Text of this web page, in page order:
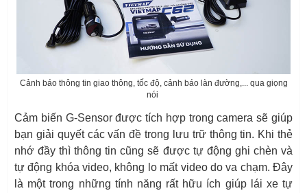
Cảnh báo thông tin giao thông, tốc độ, cảnh báo làn đường,... qua giọng
nói
Cảm biến G-Sensor được tích hợp trong camera sẽ giúp
bạn giải quyết các vấn đề trong lưu trữ thông tin. Khi thẻ
nhớ đầy thì thông tin cũng sẽ được tự động ghi chèn và
tự động khóa video, không lo mất video do va chạm. Đây
là một trong những tính năng rất hữu ích giúp lái xe tự